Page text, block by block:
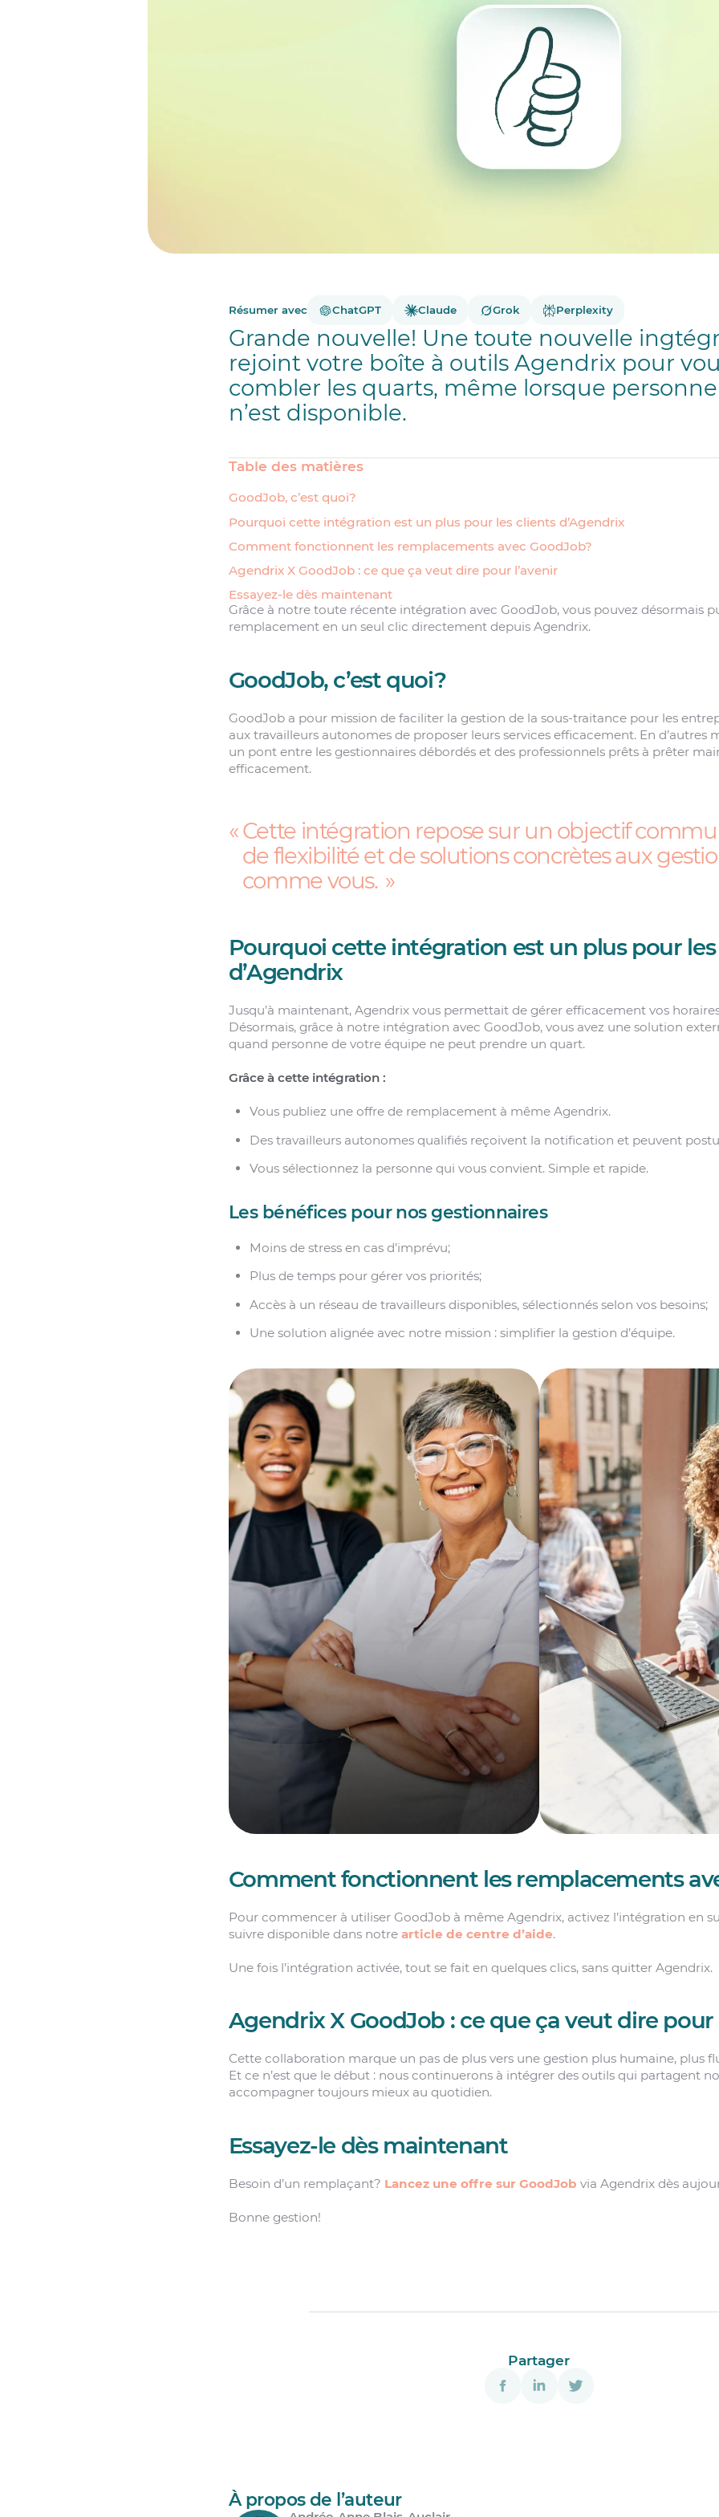
Résumer avec ChatGPT Claude Grok Perplexity
Grande nouvelle! Une toute nouvelle
rejoint votre boîte à outils Agendrix pour
combler les quarts, même lorsque personne
n’est disponible.
Table des matières
GoodJob, c’est quoi?
Pourquoi cette intégration est un plus pour les clients d’Agendrix
Comment fonctionnent les remplacements avec GoodJob?
Agendrix X GoodJob : ce que ça veut dire pour l’avenir
Essayez-le dès maintenant
Grâce à notre toute récente intégration avec GoodJob, vous pouvez désormais
remplacement en un seul clic directement depuis Agendrix.
GoodJob, c’est quoi?
GoodJob a pour mission de faciliter la gestion de la sous-traitance pour les
aux travailleurs autonomes de proposer leurs services efficacement. En d’autres
un pont entre les gestionnaires débordés et des professionnels prêts à prêter
efficacement.
Cette intégration repose sur un objectif
de flexibilité et de solutions concrètes aux
comme vous.
Pourquoi cette intégration est un plus pour
d’Agendrix
Jusqu’à maintenant, Agendrix vous permettait de gérer efficacement vos
Désormais, grâce à notre intégration avec GoodJob, vous avez une solution
quand personne de votre équipe ne peut prendre un quart.
Grâce à cette intégration :
Vous publiez une offre de remplacement à même Agendrix.
Des travailleurs autonomes qualifiés reçoivent la notification et peuvent
Vous sélectionnez la personne qui vous convient. Simple et rapide.
Les bénéfices pour nos gestionnaires
Moins de stress en cas d’imprévu;
Plus de temps pour gérer vos priorités;
Accès à un réseau de travailleurs disponibles, sélectionnés selon vos besoins;
Une solution alignée avec notre mission : simplifier la gestion d’équipe.
Comment fonctionnent les remplacements
Pour commencer à utiliser GoodJob à même Agendrix, activez l’intégration en
suivre disponible dans notre article de centre d’aide.
Une fois l’intégration activée, tout se fait en quelques clics, sans quitter Agendrix.
Agendrix X GoodJob : ce que ça veut dire pour
Cette collaboration marque un pas de plus vers une gestion plus humaine, plus
Et ce n’est que le début : nous continuerons à intégrer des outils qui partagent
accompagner toujours mieux au quotidien.
Essayez-le dès maintenant
Besoin d’un remplaçant? Lancez une offre sur GoodJob via Agendrix dès
Bonne gestion!
Partager
À propos de l’auteur